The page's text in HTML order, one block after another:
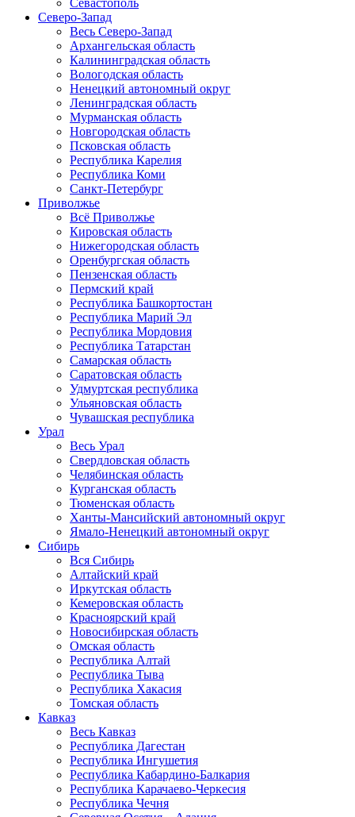
Севастополь
Северо-Запад
Весь Северо-Запад
Архангельская область
Калининградская область
Вологодская область
Ненецкий автономный округ
Ленинградская область
Мурманская область
Новгородская область
Псковская область
Республика Карелия
Республика Коми
Санкт-Петербург
Приволжье
Всё Приволжье
Кировская область
Нижегородская область
Оренбургская область
Пензенская область
Пермский край
Республика Башкортостан
Республика Марий Эл
Республика Мордовия
Республика Татарстан
Самарская область
Саратовская область
Удмуртская республика
Ульяновская область
Чувашская республика
Урал
Весь Урал
Свердловская область
Челябинская область
Курганская область
Тюменская область
Ханты-Мансийский автономный округ
Ямало-Ненецкий автономный округ
Сибирь
Вся Сибирь
Алтайский край
Иркутская область
Кемеровская область
Красноярский край
Новосибирская область
Омская область
Республика Алтай
Республика Тыва
Республика Хакасия
Томская область
Кавказ
Весь Кавказ
Республика Дагестан
Республика Ингушетия
Республика Кабардино-Балкария
Республика Карачаево-Черкесия
Республика Чечня